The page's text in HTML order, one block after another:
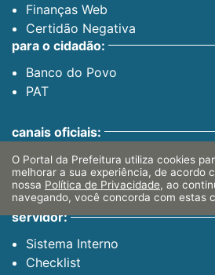
Finanças Web
Certidão Negativa
para o cidadão:
Banco do Povo
PAT
canais oficiais:
Facebook
Instagram
Youtube
servidor:
Sistema Interno
Checklist
O Portal da Prefeitura utiliza cookies
melhorar a sua experiência, de acordo
nossa Política de Privacidade, ao
navegando, você concorda com estas